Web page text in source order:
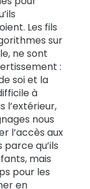
Les fils
sur
ne sont
:
soi et la
à
l’extérieur,
nous
l’accès aux
qu’ils
mais
pour les
en